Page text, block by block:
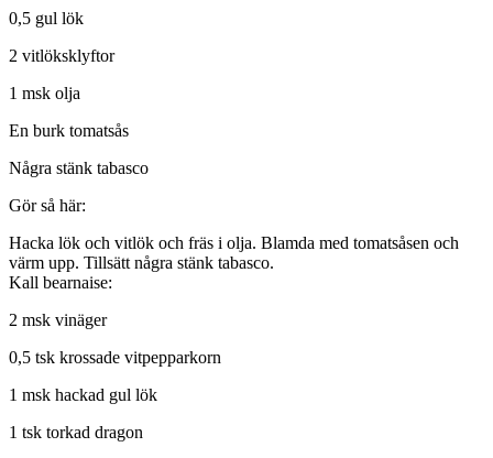
0,5 gul lök
2 vitlöksklyftor
1 msk olja
En burk tomatsås
Några stänk tabasco
Gör så här:
Hacka lök och vitlök och fräs i olja. Blamda med tomatsåsen och
värm upp. Tillsätt några stänk tabasco.
Kall bearnaise:
2 msk vinäger
0,5 tsk krossade vitpepparkorn
1 msk hackad gul lök
1 tsk torkad dragon